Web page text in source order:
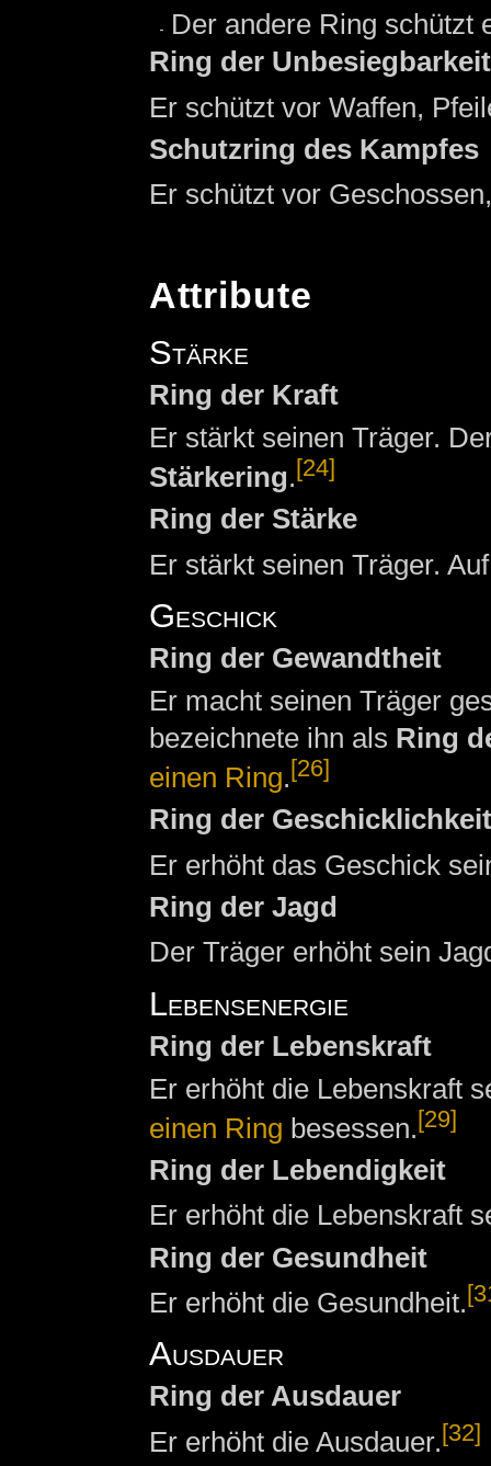
Der andere Ring schützt
Ring der Unbesiegbarkeit
Er schützt vor Waffen,
Schutzring des Kampfes
Er schützt vor
Attribute
Stärke
Ring der Kraft
Er stärkt seinen Träger.
Stärkering.[24]
Ring der Stärke
Er stärkt seinen Träger.
Geschick
Ring der Gewandtheit
Er macht seinen Träger
bezeichnete ihn als Ring
einen Ring. [26]
Ring der Geschicklichkeit
Er erhöht das Geschick
Ring der Jagd
Der Träger erhöht sein
Lebensenergie
Ring der Lebenskraft
Er erhöht die Lebenskraft
einen Ring besessen.[29]
Ring der Lebendigkeit
Er erhöht die Lebenskraft
Ring der Gesundheit
Er erhöht die Gesundheit.
Ausdauer
Ring der Ausdauer
Er erhöht die Ausdauer.[32]